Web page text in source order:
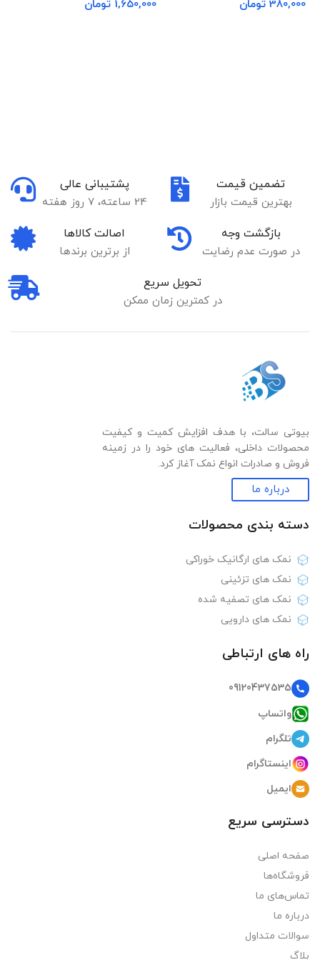
380,000 تومان
1,650,000 تومان
تضمین قیمت
بهترین قیمت بازار
پشتیبانی عالی
24 ساعته، 7 روز هفته
بازگشت وجه
در صورت عدم رضایت
اصالت کالاها
از برترین برندها
تحویل سریع
در کمترین زمان ممکن
بیوتی سالت، با هدف افزایش کمیت و کیفیت
محصولات داخلی، فعالیت های خود را در زمینه
فروش و صادرات انواع نمک آغاز کرد.
درباره ما
دسته بندی‌ محصولات
نمک های ارگانیک خوراکی
نمک های تزئینی
نمک های تصفیه شده
نمک های دارویی
راه های ارتباطی
09120437535
واتساپ
تلگرام
اینستاگرام
ایمیل
دسترسی سریع
صفحه اصلی
فروشگاه‌ها
تماس‌های ما
درباره ما
سوالات متداول
بلاگ